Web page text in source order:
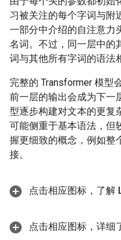
习被关注的每个字词与附
一部分中介绍的自注意力
名词。 不过，同一层中的
词与其他所有字词的语法
完整的 Transformer 模型
前一层的输出会成为下一
型逐步构建对文本的更复
可能侧重于基本语法，但
握更细致的概念，例如整
接。
点击相应图标，了解
点击相应图标，详细